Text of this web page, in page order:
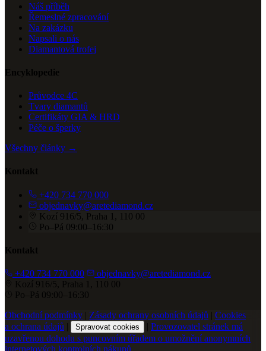
Náš příběh
Řemeslné zpracování
Na zakázku
Napsali o nás
Diamantová trofej
Encyklopedie
Průvodce 4C
Tvary diamantů
Certifikáty GIA & HRD
Péče o šperky
Všechny články →
Kontakt
+420 734 770 000
objednavky@aretediamond.cz
Kozí 916/5, Praha 1, 110 00
Po–Pá 09:00–16:30
Kontakt
+420 734 770 000
objednavky@aretediamond.cz
Kozí 916/5, Praha 1, 110 00
Po–Pá 09:00–16:30
Obchodní podmínky | Zásady ochrany osobních údajů | Cookies
a ochrana údajů | Spravovat cookies | Provozovatel stránek má
uzavřenou dohodu s puncovním úřadem o umožnění anonymních